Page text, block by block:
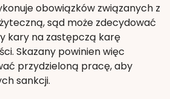
obowiązków związanych z
sąd może zdecydować
kary na zastępczą karę
Skazany powinien więc
przydzieloną pracę, aby
sankcji.